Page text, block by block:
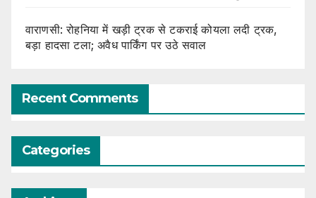
वाराणसी: रोहनिया में खड़ी ट्रक से टकराई कोयला लदी ट्रक,
बड़ा हादसा टला; अवैध पार्किंग पर उठे सवाल
Recent Comments
Categories